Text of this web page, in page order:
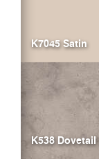
K7045 Satin
K538